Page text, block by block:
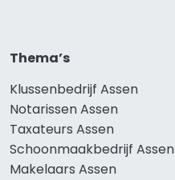
Thema’s
Klussenbedrijf Assen
Notarissen Assen
Taxateurs Assen
Schoonmaakbedrijf Assen
Makelaars Assen